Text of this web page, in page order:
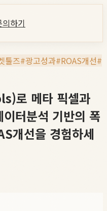
의하기
툴즈#광고성과#ROAS개선#
로 메타 픽셀과
터분석 기반의 폭
개선을 경험하세